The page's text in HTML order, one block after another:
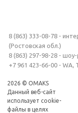
8 (863) 333-08-78 -
(Ростовская обл.)
8 (863) 297-98-28 -
+7 961 423-66-00 - WA,
2026 © OMAKS
Данный веб-сайт
использует cookie-
файлы в целях